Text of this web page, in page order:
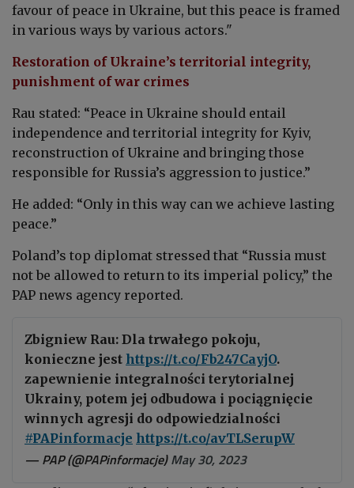
favour of peace in Ukraine, but this peace is framed
in various ways by various actors."
Restoration of Ukraine’s territorial integrity,
punishment of war crimes
Rau stated: “Peace in Ukraine should entail
independence and territorial integrity for Kyiv,
reconstruction of Ukraine and bringing those
responsible for Russia’s aggression to justice.”
He added: “Only in this way can we achieve lasting
peace.”
Poland’s top diplomat stressed that “Russia must
not be allowed to return to its imperial policy,” the
PAP news agency reported.
Zbigniew Rau: Dla trwałego pokoju,
konieczne jest https://t.co/Fb247CayjO.
zapewnienie integralności terytorialnej
Ukrainy, potem jej odbudowa i pociągnięcie
winnych agresji do odpowiedzialności
#PAPinformacje https://t.co/avTLSerupW
— PAP (@PAPinformacje)May 30, 2023